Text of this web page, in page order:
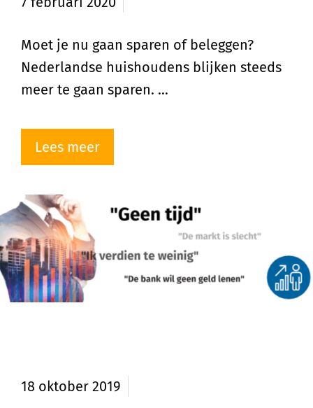
Moet je nu gaan sparen of beleggen?
Nederlandse huishoudens blijken steeds
meer te gaan sparen. …
Lees meer
18 oktober 2019